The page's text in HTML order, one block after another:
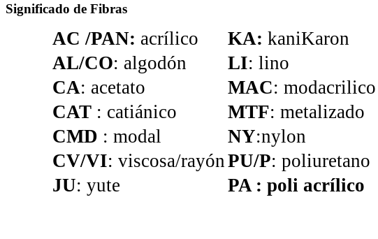
Significado de Fibras
AC /PAN: acrílico KA: kaniKaron
AL/CO: algodón LI: lino
CA: acetato MAC: modacrilico
CAT : catiánico MTF: metalizado
CMD : modal NY:nylon
CV/VI: viscosa/rayón PU/P: poliuretano
JU: yute PA : poli acrílico